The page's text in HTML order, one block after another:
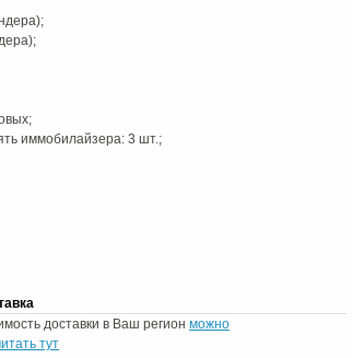
иммобилайзера: 3 шт.;
доставки в Ваш регион можно
тут